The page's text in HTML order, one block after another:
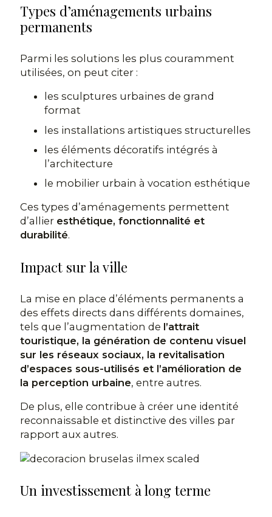
Types d’aménagements urbains
permanents
Parmi les solutions les plus couramment
utilisées, on peut citer :
les sculptures urbaines de grand
format
les installations artistiques structurelles
les éléments décoratifs intégrés à
l’architecture
le mobilier urbain à vocation esthétique
Ces types d’aménagements permettent
d’allier esthétique, fonctionnalité et
durabilité.
Impact sur la ville
La mise en place d’éléments permanents a
des effets directs dans différents domaines,
tels que l’augmentation de l’attrait
touristique, la génération de contenu visuel
sur les réseaux sociaux, la revitalisation
d’espaces sous-utilisés et l’amélioration de
la perception urbaine, entre autres.
De plus, elle contribue à créer une identité
reconnaissable et distinctive des villes par
rapport aux autres.
Un investissement à long terme